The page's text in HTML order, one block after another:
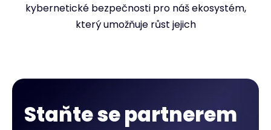
kybernetické bezpečnosti pro náš ekosystém,
který umožňuje růst jejich
Staňte se partnerem